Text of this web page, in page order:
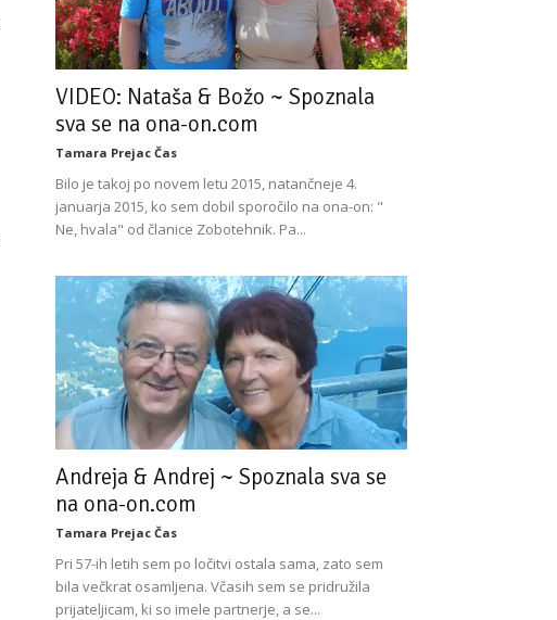
VIDEO: Nataša & Božo ~ Spoznala
sva se na ona-on.com
Tamara Prejac Čas
Bilo je takoj po novem letu 2015, natančneje 4.
januarja 2015, ko sem dobil sporočilo na ona-on: "
Ne, hvala" od članice Zobotehnik. Pa...
Andreja & Andrej ~ Spoznala sva se
na ona-on.com
Tamara Prejac Čas
Pri 57-ih letih sem po ločitvi ostala sama, zato sem
bila večkrat osamljena. Včasih sem se pridružila
prijateljicam, ki so imele partnerje, a se...